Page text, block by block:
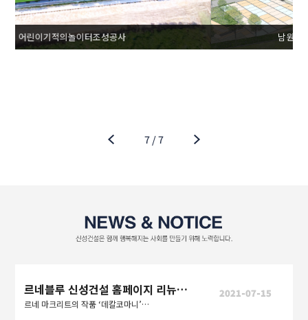
남원동부노인복지관 건립사업 소방공사
7/7
르네블루 신성건설 홈페이지 리뉴얼 오픈
르네 마크리트의 작품 ‘데칼코마니’처럼 사람과 사람, 도시와 도시를 연결하여 더 나은 세상을 만들어간다는 의미도 내포한다
2021-07-15